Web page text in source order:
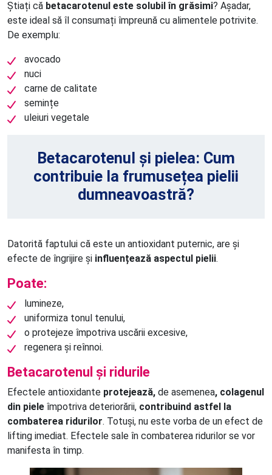
Știați că betacarotenul este solubil în grăsimi? Așadar,
este ideal să îl consumați împreună cu alimentele potrivite.
De exemplu:
avocado
nuci
carne de calitate
semințe
uleiuri vegetale
Betacarotenul și pielea: Cum
contribuie la frumusețea pielii
dumneavoastră?
Datorită faptului că este un antioxidant puternic, are și
efecte de îngrijire și influențează aspectul pielii.
Poate:
lumineze,
uniformiza tonul tenului,
o protejeze împotriva uscării excesive,
regenera și reînnoi.
Betacarotenul și ridurile
Efectele antioxidante protejează, de asemenea, colagenul
din piele împotriva deteriorării, contribuind astfel la
combaterea ridurilor. Totuși, nu este vorba de un efect de
lifting imediat. Efectele sale în combaterea ridurilor se vor
manifesta în timp.